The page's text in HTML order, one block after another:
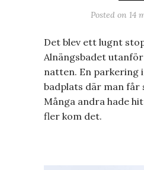
Posted on 14
Det blev ett lugnt
Alnängsbadet
natten. En parkering
badplats där man får
Många andra hade
fler kom det.